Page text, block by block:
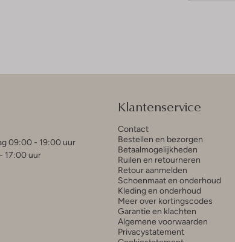
09:00 - 19:00 uur
17:00 uur
Klantenservice
Contact
Bestellen en bezorgen
Betaalmogelijkheden
Ruilen en retourneren
Retour aanmelden
Schoenmaat en onderhoud
Kleding en onderhoud
Meer over kortingscodes
Garantie en klachten
Algemene voorwaarden
Privacystatement